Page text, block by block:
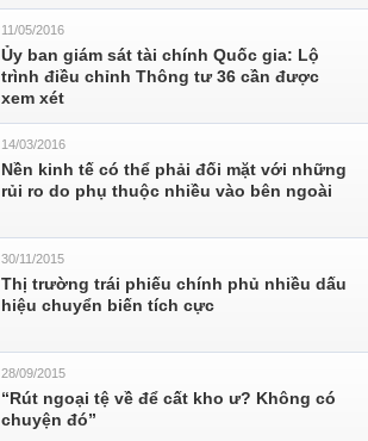
11/05/2016
Ủy ban giám sát tài chính Quốc gia: Lộ
trình điều chỉnh Thông tư 36 cần được
xem xét
14/03/2016
Nền kinh tế có thể phải đối mặt với những
rủi ro do phụ thuộc nhiều vào bên ngoài
30/11/2015
Thị trường trái phiếu chính phủ nhiều dấu
hiệu chuyển biến tích cực
28/09/2015
“Rút ngoại tệ về để cất kho ư? Không có
chuyện đó”